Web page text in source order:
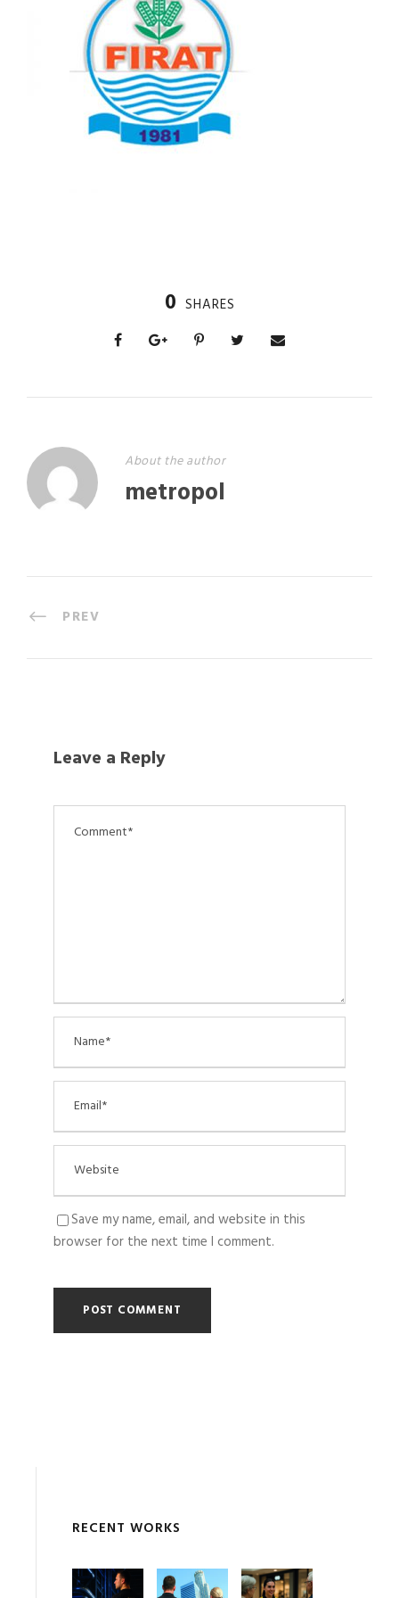
0 SHARES
About the author
metropol
PREV
Leave a Reply
Save my name, email, and website in this
browser for the next time I comment.
RECENT WORKS